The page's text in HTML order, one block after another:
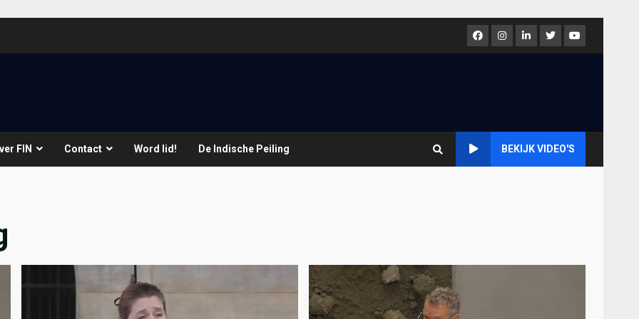
FacebookInstagram
LinkedInTwitterYoutube
FIN Contact Word lid! De Indische Peiling BEKIJK VIDEO'S